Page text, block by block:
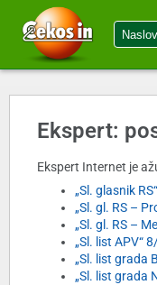
Ekspert:
Ekspert Internet je
„Sl. glasnik
„Sl. gl. RS –
„Sl. gl. RS –
„Sl. list APV“
„Sl. list grada
„Sl. list grada